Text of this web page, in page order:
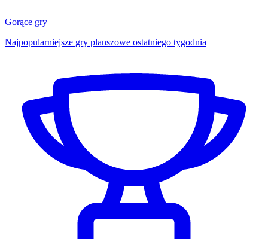
Gorące gry
Najpopularniejsze gry planszowe ostatniego tygodnia